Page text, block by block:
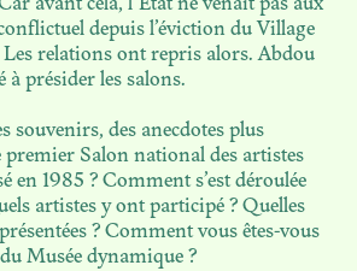
avant cela, l’État ne venait pas aux
depuis l’éviction du Village
Les relations ont repris alors. Abdou
présider les salons.
souvenirs, des anecdotes plus
premier Salon national des artistes
en 1985 ? Comment s’est déroulée
artistes y ont participé ? Quelles
? Comment vous êtes-vous
Musée dynamique ?